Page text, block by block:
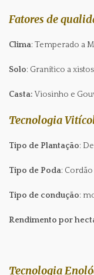
Fatores de
Clima: Temperado a
Solo: Granítico a
Casta:Viosinho e
Tecnologia
Tipo de Plantação:
Tipo de Poda:
Tipo de condução:
Rendimento por
Tecnologia